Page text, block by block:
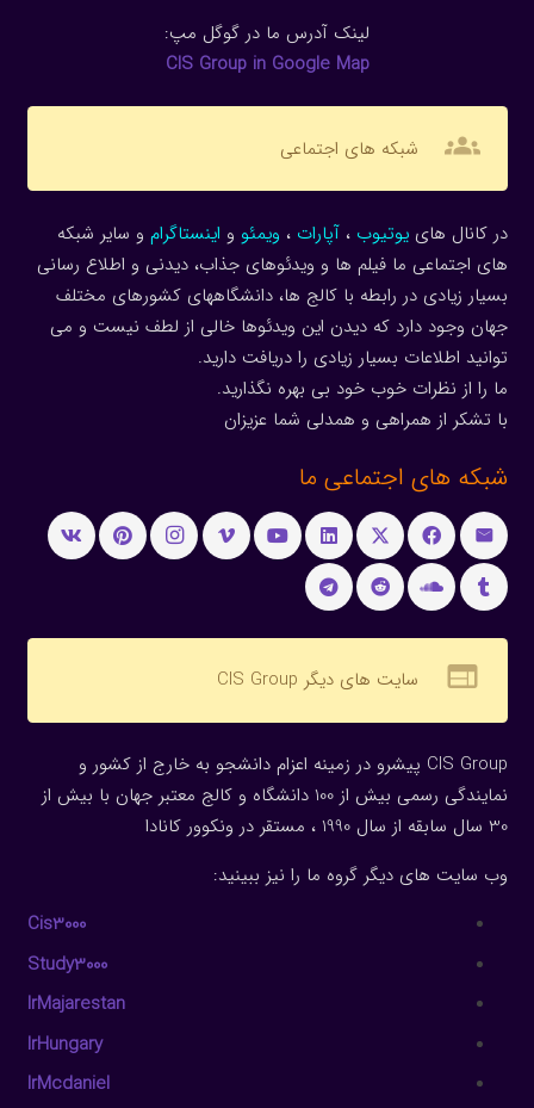
لینک آدرس ما در گوگل مپ:
CIS Group in Google Map
groups شبکه های اجتماعی
در کانال هاییوتیوب ، آپارات ، ویمئو و اینستاگرام و سایر شبکه
های اجتماعی ما فیلم ها و ویدئوهای جذاب، دیدنی و اطلاع رسانی
بسیار زیادی در رابطه با کالج ها، دانشگاههای کشورهای مختلف
جهان وجود دارد که دیدن این ویدئوها خالی از لطف نیست و می
توانید اطلاعات بسیار زیادی را دریافت دارید.
ما را از نظرات خوب خود بی بهره نگذارید.
با تشکر از همراهی و همدلی شما عزیزان
شبکه های اجتماعی ما
web سایت های دیگر CIS Group
CIS Group پیشرو در زمینه اعزام دانشجو به خارج از کشور و
نمایندگی رسمی بیش از 100 دانشگاه و کالج معتبر جهان با بیش از
30 سال سابقه از سال 1990 ، مستقر در ونکوور کانادا
وب سایت های دیگر گروه ما را نیز ببینید:
Cis3000
Study3000
IrMajarestan
IrHungary
IrMcdaniel